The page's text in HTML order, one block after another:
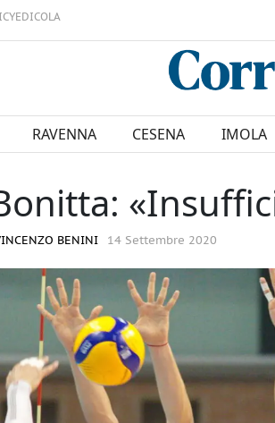
EDICOLA
RAVENNA CESENA IMOLA
BENINI 14 Settembre 2020